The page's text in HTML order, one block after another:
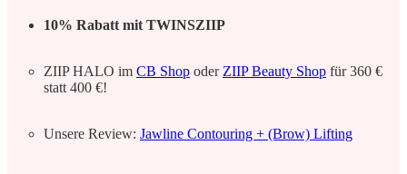
10% Rabatt mit TWINSZIIP
ZIIP HALO im CB Shop oder ZIIP Beauty Shop für 360 €
statt 400 €!
Unsere Review: Jawline Contouring + (Brow) Lifting